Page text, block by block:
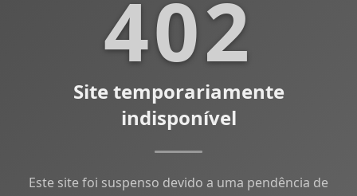
402
Site temporariamente
indisponível
Este site foi suspenso devido a uma pendência de